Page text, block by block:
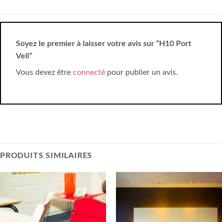
Soyez le premier à laisser votre avis sur “H10 Port
Vell”
Vous devez être connecté pour publier un avis.
PRODUITS SIMILAIRES